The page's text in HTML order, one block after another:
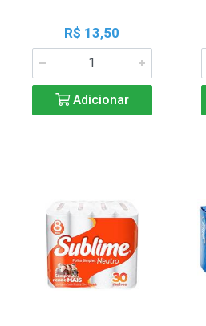
R$ 13,50
Adicionar